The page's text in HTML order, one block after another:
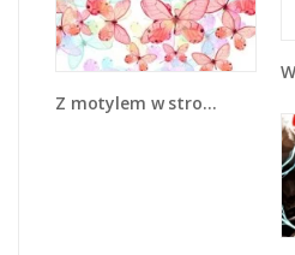
Z motylem w stronę światła - GR402